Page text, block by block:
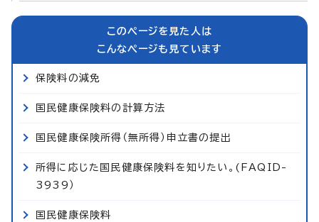
このページを見た人は
こんなページも見ています
保険料の減免
国民健康保険料の計算方法
国民健康保険所得（無所得）申立書の提出
所得に応じた国民健康保険料を知りたい。(FAQID-
3939）
国民健康保険料